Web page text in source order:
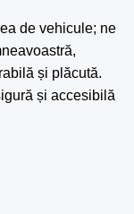
de vehicule; ne
și plăcută.
și accesibilă